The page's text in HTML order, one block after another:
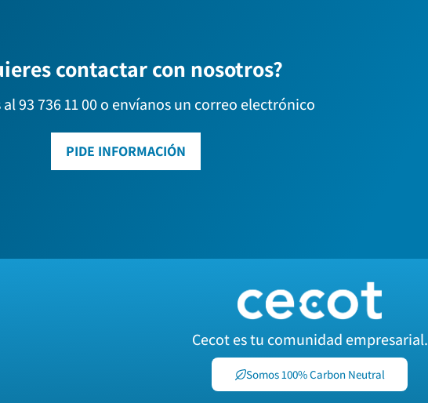
contactar con nosotros?
93 736 11 00 o envíanos un correo electrónico
PIDE INFORMACIÓN
Cecot es tu comunidad empresarial.
Somos 100% Carbon Neutral